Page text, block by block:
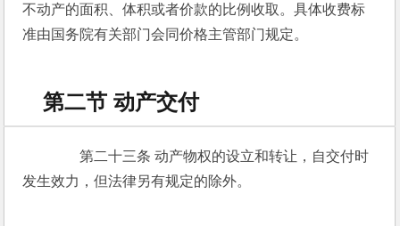
不动产的面积、体积或者价款的比例收取。具体收费标
准由国务院有关部门会同价格主管部门规定。
第二节 动产交付
第二十三条 动产物权的设立和转让，自交付时
发生效力，但法律另有规定的除外。